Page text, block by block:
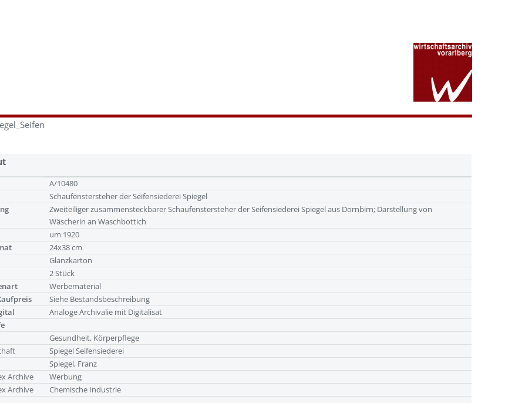
A/10480
Schaufenstersteher der Seifensiederei Spiegel
Zweiteiliger zusammensteckbarer Schaufenstersteher der Seifensiederei Spiegel aus Dornbirn; Darstellung von
Wäscherin an Waschbottich
um 1920
24x38 cm
Glanzkarton
2 Stück
Werbematerial
Siehe Bestandsbeschreibung
Analoge Archivalie mit Digitalisat
Gesundheit, Körperpflege
Spiegel Seifensiederei
Spiegel, Franz
Archive
Werbung
Archive
Chemische Industrie